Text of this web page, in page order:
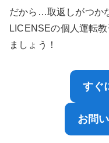
だから…取返しがつか
LICENSEの個人運転
ましょう！
すぐ
お問